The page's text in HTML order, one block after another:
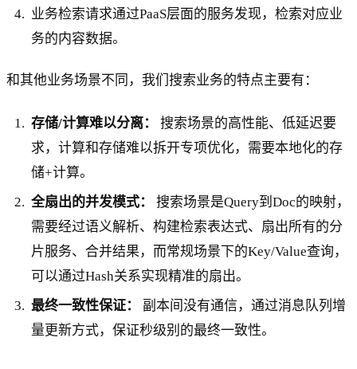
业务检索请求通过PaaS层面的服务发现，检索对应业
务的内容数据。
和其他业务场景不同，我们搜索业务的特点主要有：
存储/计算难以分离：
搜索场景的高性能、低延迟要
求，计算和存储难以拆开专项优化，需要本地化的存
储+计算。
全扇出的并发模式：
搜索场景是Query到Doc的映射，
需要经过语义解析、构建检索表达式、扇出所有的分
片服务、合并结果，而常规场景下的Key/Value查询，
可以通过Hash关系实现精准的扇出。
最终一致性保证：
副本间没有通信，通过消息队列增
量更新方式，保证秒级别的最终一致性。